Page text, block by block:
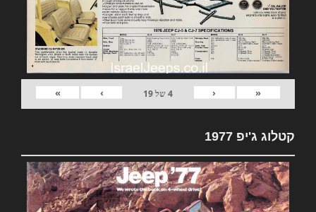
«
‹
4של19
›
»
קטלוג ג'יפ 1977